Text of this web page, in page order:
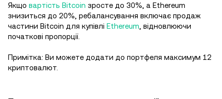
Якщо вартість Bitcoin зросте до 30%, а Ethereum
знизиться до 20%, ребалансування включає продаж
частини Bitcoin для купівлі Ethereum , відновлюючи
початкові пропорції.
Примітка: Ви можете додати до портфеля максимум 12
криптовалют.